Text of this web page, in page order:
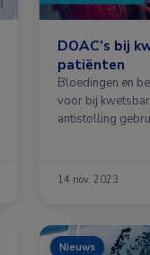
DOAC’s bij
patiënten
Bloedingen en
voor bij
antistolling
14 nov. 2023
Nieuws